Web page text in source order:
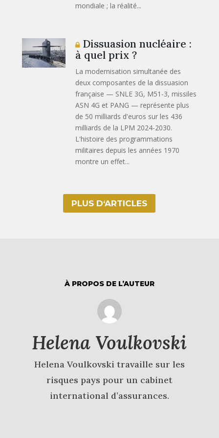
mondiale ; la réalité...
Dissuasion nucléaire :
à quel prix ?
La modernisation simultanée des
deux composantes de la dissuasion
française — SNLE 3G, M51-3, missiles
ASN 4G et PANG — représente plus
de 50 milliards d'euros sur les 436
milliards de la LPM 2024-2030.
L'histoire des programmations
militaires depuis les années 1970
montre un effet...
PLUS D‘ARTICLES
À PROPOS DE L’AUTEUR
Helena Voulkovski
Helena Voulkovski travaille sur les
risques pays pour un cabinet
international d’assurances.